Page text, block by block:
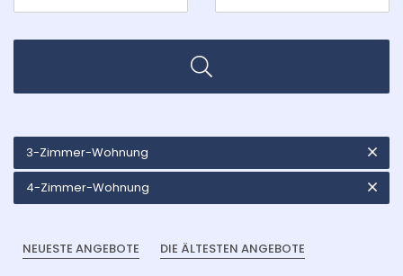
3-Zimmer-Wohnung
4-Zimmer-Wohnung
NEUESTE ANGEBOTE DIE ÄLTESTEN ANGEBOTE